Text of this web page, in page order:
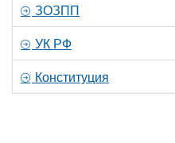
ЗОЗПП
УК РФ
Конституция